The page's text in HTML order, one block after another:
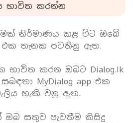
භාවිත කරන්න
නිර්මාණය කළ විට ඔබේ
එක තැනක පවතිනු ඇත.
භාවිත කරන ඔබට Dialog.lk
MyDialog app එක
හැකි වනු ඇත.
ඔබ සතුව පැවතීම කිසිදු